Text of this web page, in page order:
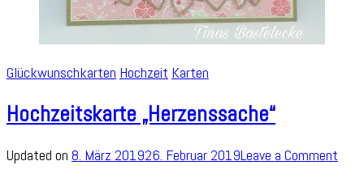
Glückwunschkarten Hochzeit Karten
Hochzeitskarte „Herzenssache“
Updated on 8. März 201926. Februar 2019Leave a Comment